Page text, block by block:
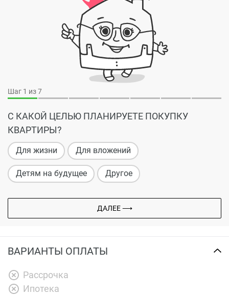
Шаг 1 из 7
С КАКОЙ ЦЕЛЬЮ ПЛАНИРУЕТЕ ПОКУПКУ
КВАРТИРЫ?
Для жизни Для вложений
Детям на будущее Другое
ДАЛЕЕ ⟶
ВАРИАНТЫ ОПЛАТЫ
Рассрочка
Ипотека